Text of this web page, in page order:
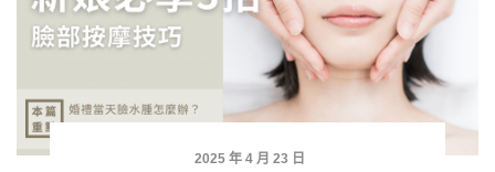
2025 年 4 月 23 日